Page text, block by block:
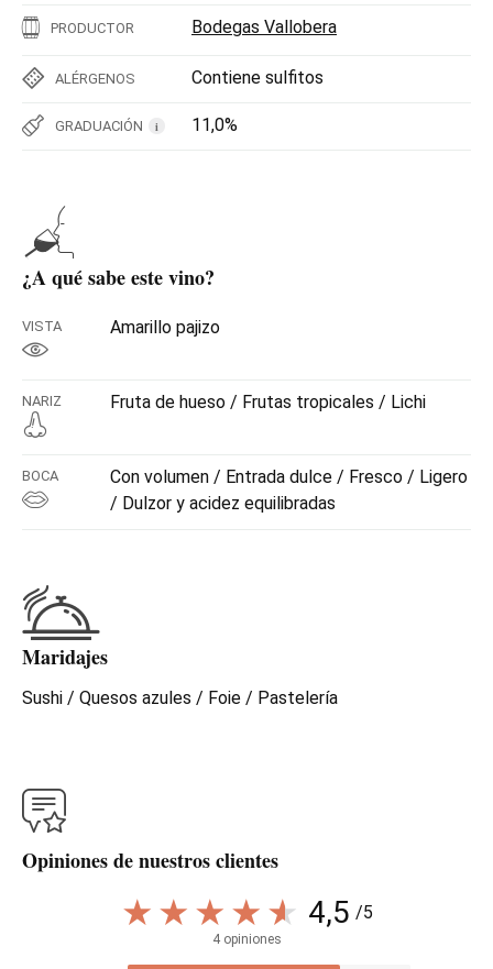
PRODUCTOR Bodegas Vallobera
ALÉRGENOS Contiene sulfitos
GRADUACIÓN i 11,0%
¿A qué sabe este vino?
VISTA Amarillo pajizo
NARIZ Fruta de hueso / Frutas tropicales / Lichi
BOCA
Con volumen / Entrada dulce / Fresco / Ligero
/ Dulzor y acidez equilibradas
Maridajes
Sushi / Quesos azules / Foie / Pastelería
Opiniones de nuestros clientes
4,5 /5
4 opiniones